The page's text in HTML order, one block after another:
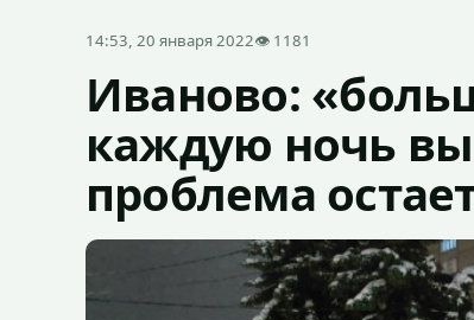
14:53, 20 января 2022👁 1181
Иваново:
каждую ночь
проблема